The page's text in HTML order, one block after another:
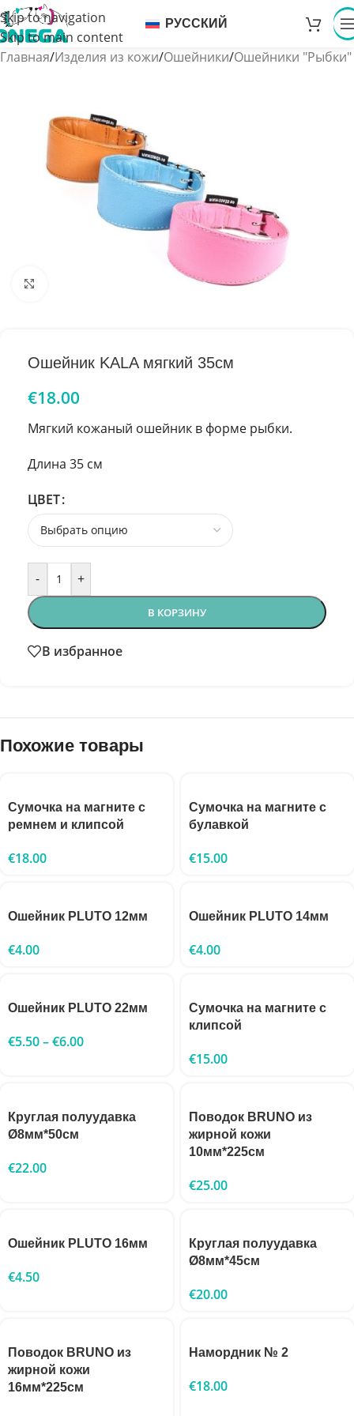
Skip to navigation
Skip to main content
РУССКИЙ
Главная/Изделия из кожи/Ошейники/Ошейники "Рыбки"
Ошейник KALA мягкий 35см
€18.00
Мягкий кожаный ошейник в форме рыбки.
Длина 35 см
ЦВЕТ
- +
В КОРЗИНУ
В избранное
Похожие товары
Сумочка на магните с
ремнем и клипсой
€18.00
Сумочка на магните с
булавкой
€15.00
Ошейник PLUTO 12мм
€4.00
Ошейник PLUTO 14мм
€4.00
Ошейник PLUTO 22мм
€5.50–€6.00
Сумочка на магните с
клипсой
€15.00
Круглая полуудавка
Ø8мм*50см
€22.00
Поводок BRUNO из
жирной кожи
10мм*225см
€25.00
Ошейник PLUTO 16мм
€4.50
Круглая полуудавка
Ø8мм*45см
€20.00
Поводок BRUNO из
жирной кожи
16мм*225см
Намордник № 2
€18.00